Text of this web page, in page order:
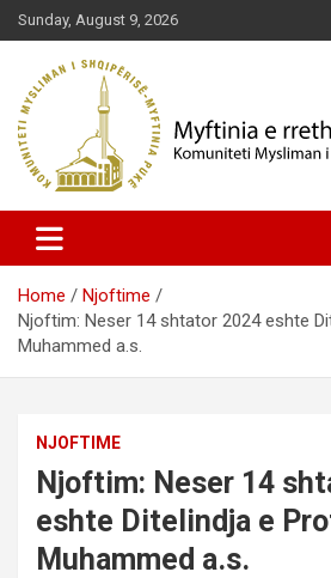
Skip
to
content
Sunday, August 9, 2026
Myftinia Pukë |
Home
Njoftime
Njoftim: Neser 14 shtator 2024 eshte
Muhammed a.s.
NJOFTIME
Njoftim: Neser 14
eshte Ditelindja e
Muhammed a.s.